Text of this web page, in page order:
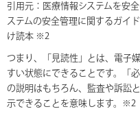
引用元：医療情報システムを安
ステムの安全管理に関するガイ
け読本 ※2
つまり、「見読性」とは、電子
すい状態にできることです。「
の説明はもちろん、監査や訴訟
示できることを意味します。※2